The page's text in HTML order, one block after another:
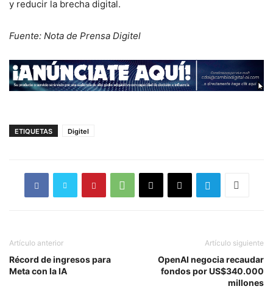
y reducir la brecha digital.
Fuente: Nota de Prensa Digitel
ETIQUETAS Digitel
Artículo anterior
Récord de ingresos para
Meta con la IA
Artículo siguiente
OpenAI negocia recaudar
fondos por US$340.000
millones